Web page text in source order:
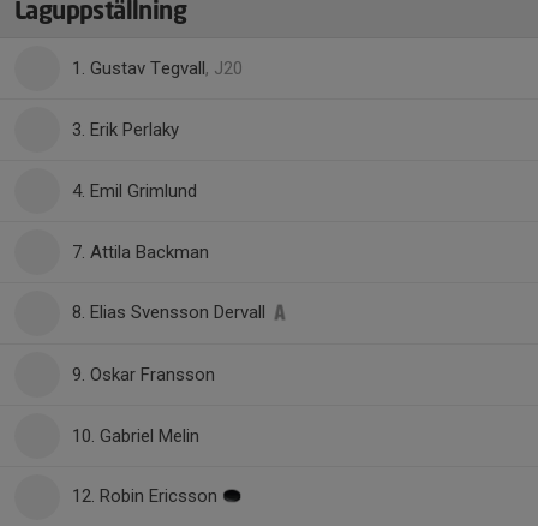
Laguppställning
1. Gustav Tegvall, J20
3. Erik Perlaky
4. Emil Grimlund
7. Attila Backman
8. Elias Svensson Dervall
9. Oskar Fransson
10. Gabriel Melin
12. Robin Ericsson